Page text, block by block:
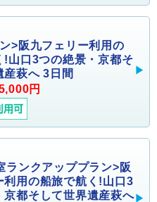
>阪九フェリー利用の
!山口3つの絶景・京都そ
産萩へ 3日間
円
ランクアッププラン>阪
利用の船旅で航く!山口3
京都そして世界遺産萩へ